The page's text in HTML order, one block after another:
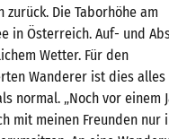
zurück. Die Taborhöhe am
in Österreich. Auf- und
Wetter. Für den
Wanderer ist dies alles
normal. „Noch vor einem
mit meinen Freunden nur